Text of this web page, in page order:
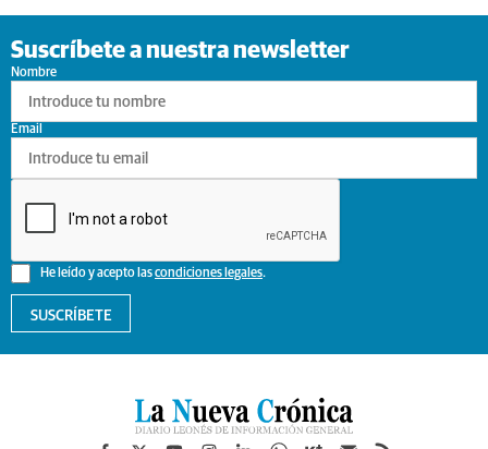
Suscríbete a nuestra newsletter
Nombre
He leído y acepto lascondiciones legales.
Email
SUSCRÍBETE